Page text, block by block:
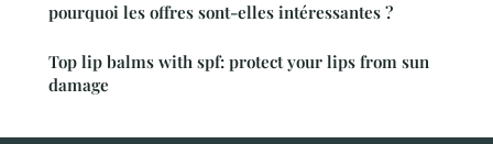
pourquoi les offres sont-elles intéressantes ?
Top lip balms with spf: protect your lips from sun
damage